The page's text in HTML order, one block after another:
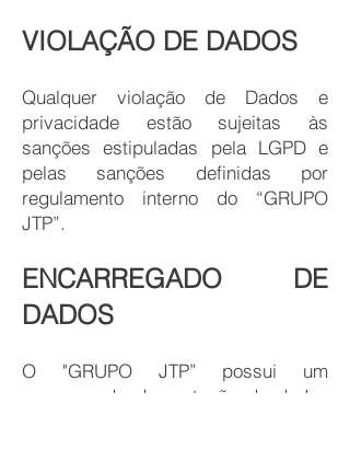
VIOLAÇÃO DE DADOS
Qualquer violação de Dados e
privacidade estão sujeitas às
sanções estipuladas pela LGPD e
pelas sanções definidas por
regulamento interno do “GRUPO
JTP”.
ENCARREGADO DE
DADOS
O "GRUPO JTP” possui um
encarregado de proteção de dados